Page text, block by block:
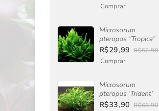
Comprar
Microsorum
pteropus "Tropica"
R$29,99 R$52,90
Comprar
Microsorum
pteropus ‘Trident’
R$33,90 R$66,90